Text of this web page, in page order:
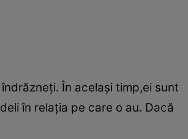
În acelaşi timp,ei sunt
în relaţia pe care o au. Dacă